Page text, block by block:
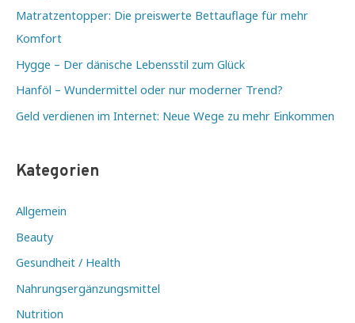
Matratzentopper: Die preiswerte Bettauflage für mehr
Komfort
Hygge – Der dänische Lebensstil zum Glück
Hanföl – Wundermittel oder nur moderner Trend?
Geld verdienen im Internet: Neue Wege zu mehr Einkommen
Kategorien
Allgemein
Beauty
Gesundheit / Health
Nahrungsergänzungsmittel
Nutrition